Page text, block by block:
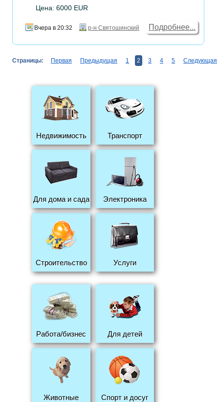
Цена: 6000 EUR
Вчера в 20:32 р-н Святошинский Подробнее...
Страницы: Первая Предыдущая 1 2 3 4 5 Следующая
Недвижимость Транспорт
Для дома и сада Электроника
Строительство Услуги
Работа/бизнес Для детей
Животные Спорт и досуг